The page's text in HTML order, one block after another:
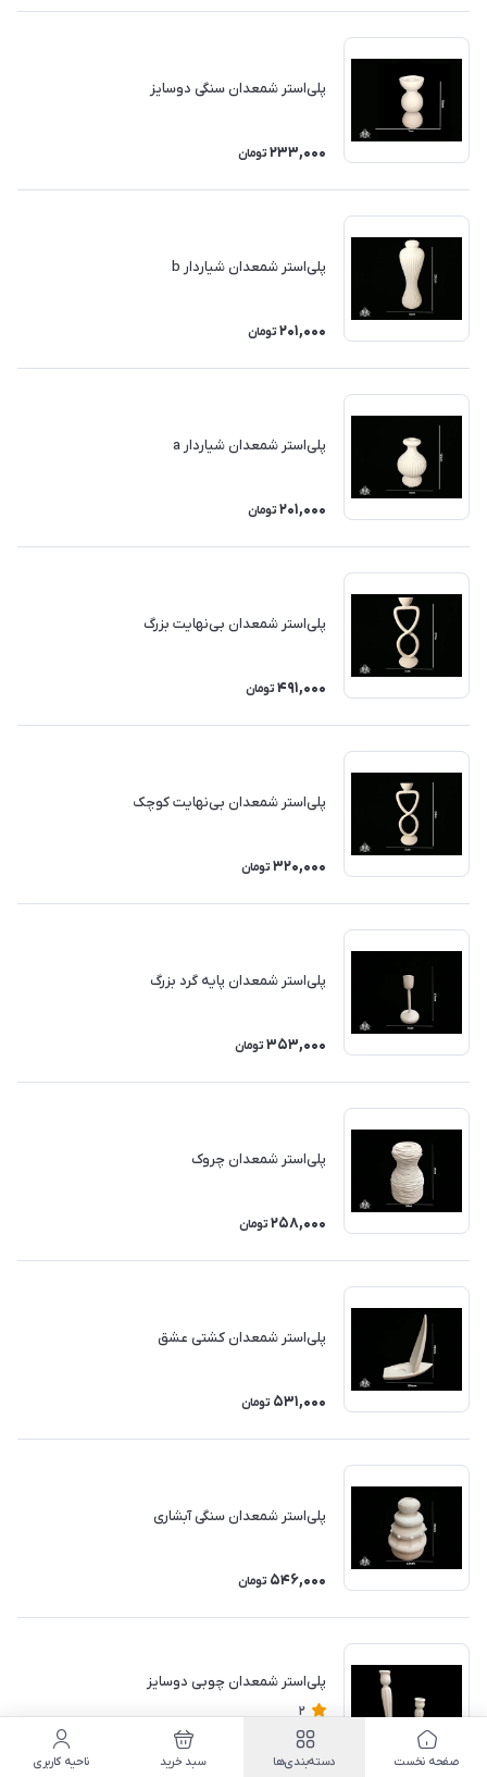
پلی‌استر شمعدان سنگی دوسایز
233,000 تومان
پلی‌استر شمعدان شیاردار b
201,000 تومان
پلی‌استر شمعدان شیاردار a
201,000 تومان
پلی‌استر شمعدان بی‌نهایت بزرگ
491,000 تومان
پلی‌استر شمعدان بی‌نهایت کوچک
320,000 تومان
پلی‌استر شمعدان پایه گرد بزرگ
353,000 تومان
پلی‌استر شمعدان چروک
258,000 تومان
پلی‌استر شمعدان کشتی عشق
531,000 تومان
پلی‌استر شمعدان سنگی آبشاری
546,000 تومان
پلی‌استر شمعدان چوبی دوسایز
2
221,000 تومان صفحه نخست دسته‌بندی‌ها سبد خرید ناحیه کاربری